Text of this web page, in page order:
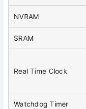
NVRAM
SRAM
Real Time Clock
Watchdog Timer